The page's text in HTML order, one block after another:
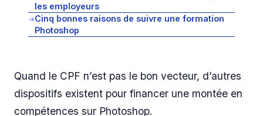
les employeurs
→Cinq bonnes raisons de suivre une formation
Photoshop
Quand le CPF n’est pas le bon vecteur, d’autres
dispositifs existent pour financer une montée en
compétences sur Photoshop.